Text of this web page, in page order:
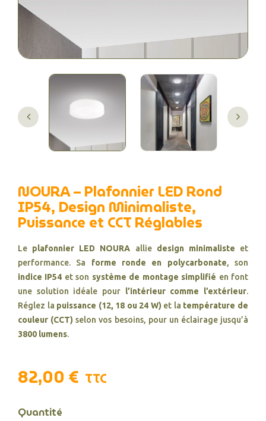
NOURA – Plafonnier LED Rond
IP54, Design Minimaliste,
Puissance et CCT Réglables
Le plafonnier LED NOURA allie design minimaliste et
performance. Sa forme ronde en polycarbonate, son
indice IP54 et son système de montage simplifié en font
une solution idéale pour l’intérieur comme l’extérieur.
Réglez la puissance (12, 18 ou 24 W) et la température de
couleur (CCT) selon vos besoins, pour un éclairage jusqu’à
3800 lumens.
82,00 € TTC
Quantité